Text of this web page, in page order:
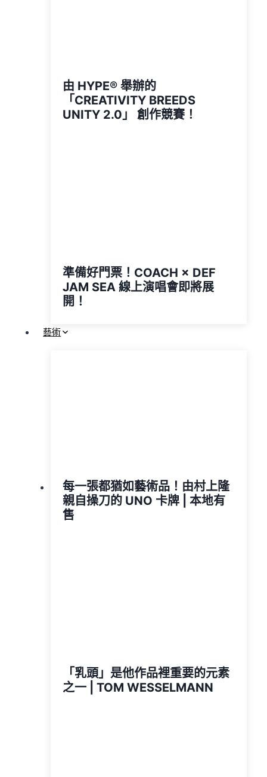
由 HYPE®️ 舉辦的
「CREATIVITY BREEDS
UNITY 2.0」 創作競賽！
準備好門票！COACH × DEF
JAM SEA 線上演唱會即將展
開！
藝術
每一張都猶如藝術品！由村上隆
親自操刀的 UNO 卡牌 | 本地有
售
「乳頭」是他作品裡重要的元素
之一 | TOM WESSELMANN